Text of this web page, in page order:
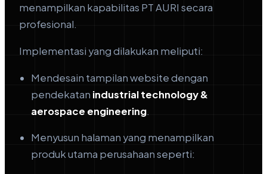
menampilkan kapabilitas PT AURI secara
profesional.
Implementasi yang dilakukan meliputi:
Mendesain tampilan website dengan
pendekatan industrial technology &
aerospace engineering.
Menyusun halaman yang menampilkan
produk utama perusahaan seperti: